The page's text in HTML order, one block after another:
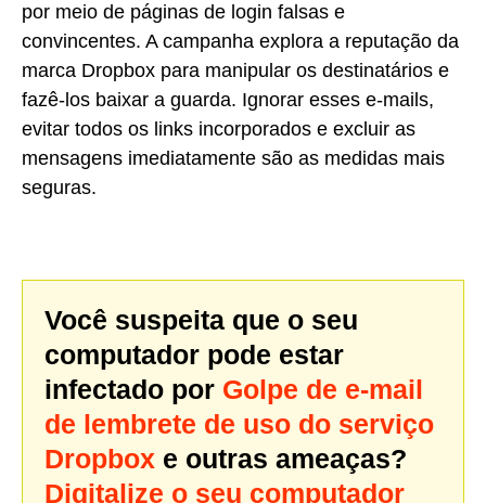
por meio de páginas de login falsas e
convincentes. A campanha explora a reputação da
marca Dropbox para manipular os destinatários e
fazê-los baixar a guarda. Ignorar esses e-mails,
evitar todos os links incorporados e excluir as
mensagens imediatamente são as medidas mais
seguras.
Você suspeita que o seu
computador pode estar
infectado por Golpe de e-mail
de lembrete de uso do serviço
Dropbox e outras ameaças?
Digitalize o seu computador